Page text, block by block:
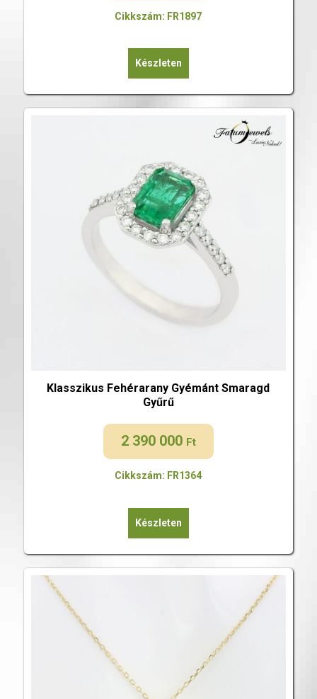
Cikkszám: FR1897
Készleten
Klasszikus Fehérarany Gyémánt Smaragd
Gyűrű
2 390 000 Ft
Cikkszám: FR1364
Készleten